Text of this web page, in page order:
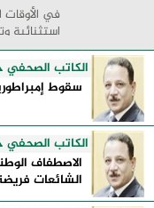
في
استثنائية
السياسية
تكشف طريقة
للأزمات،
الكاتب
سقوط
الكاتب
الاصطفاف
الشائعات